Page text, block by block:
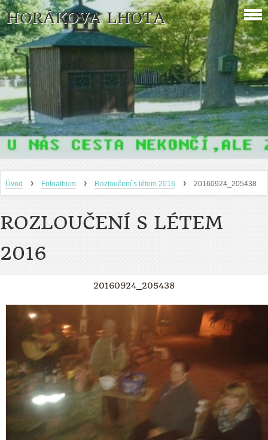
HORÁKOVA LHOTA
Úvod › Fotoalbum › Rozloučení s létem 2016 › 20160924_205438
ROZLOUČENÍ S LÉTEM
2016
20160924_205438